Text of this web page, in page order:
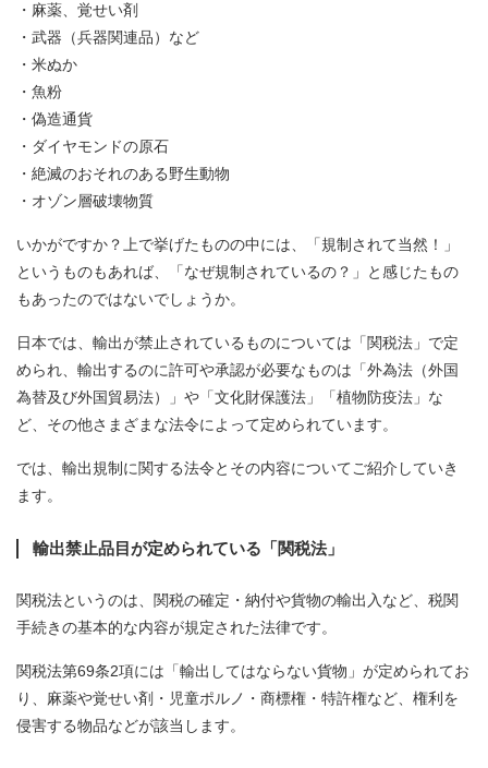
・麻薬、覚せい剤
・武器（兵器関連品）など
・米ぬか
・魚粉
・偽造通貨
・ダイヤモンドの原石
・絶滅のおそれのある野生動物
・オゾン層破壊物質
いかがですか？上で挙げたものの中には、「規制されて当然！」
というものもあれば、「なぜ規制されているの？」と感じたもの
もあったのではないでしょうか。
日本では、輸出が禁止されているものについては「関税法」で定
められ、輸出するのに許可や承認が必要なものは「外為法（外国
為替及び外国貿易法）」や「文化財保護法」「植物防疫法」な
ど、その他さまざまな法令によって定められています。
では、輸出規制に関する法令とその内容についてご紹介していき
ます。
輸出禁止品目が定められている「関税法」
関税法というのは、関税の確定・納付や貨物の輸出入など、税関
手続きの基本的な内容が規定された法律です。
関税法第69条2項には「輸出してはならない貨物」が定められてお
り、麻薬や覚せい剤・児童ポルノ・商標権・特許権など、権利を
侵害する物品などが該当します。